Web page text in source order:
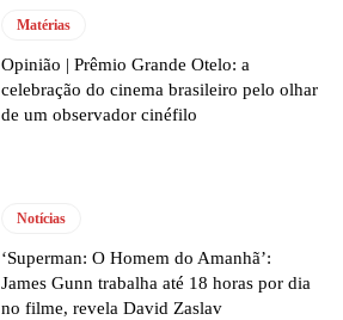
Matérias
Opinião | Prêmio Grande Otelo: a
celebração do cinema brasileiro pelo olhar
de um observador cinéfilo
Notícias
‘Superman: O Homem do Amanhã’:
James Gunn trabalha até 18 horas por dia
no filme, revela David Zaslav